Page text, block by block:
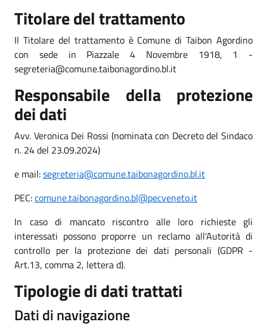
Titolare del trattamento
Il Titolare del trattamento è Comune di Taibon Agordino
con sede in Piazzale 4 Novembre 1918, 1 -
segreteria@comune.taibonagordino.bl.it
Responsabile della protezione
dei dati
Avv. Veronica Dei Rossi (nominata con Decreto del Sindaco
n. 24 del 23.09.2024)
e mail:segreteria@comune.taibonagordino.bl.it
PEC:comune.taibonagordino.bl@pecveneto.it
In caso di mancato riscontro alle loro richieste gli
interessati possono proporre un reclamo all'Autorità di
controllo per la protezione dei dati personali (GDPR -
Art.13, comma 2, lettera d).
Tipologie di dati trattati
Dati di navigazione